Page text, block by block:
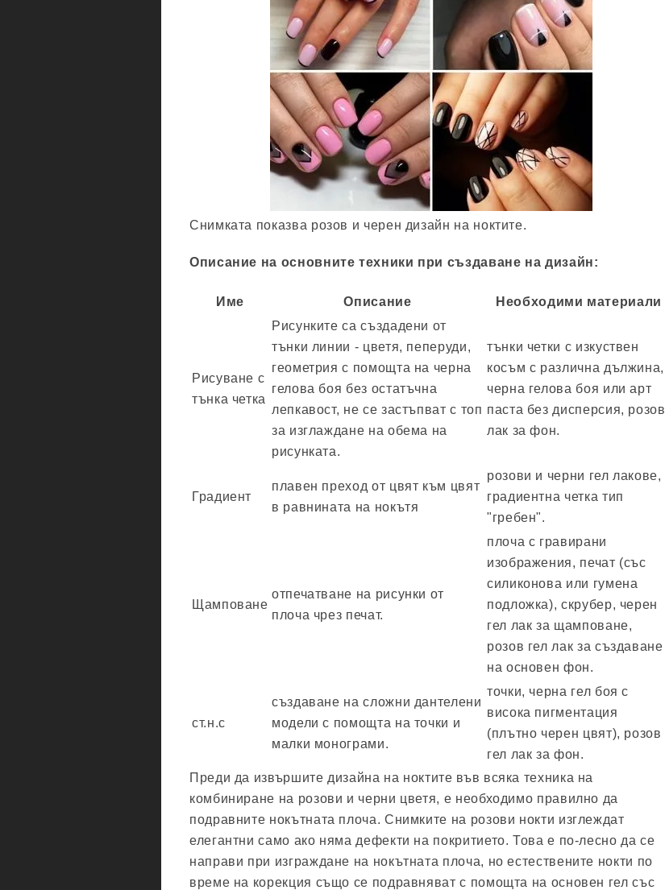
Снимката показва розов и черен дизайн на ноктите.
Описание на основните техники при създаване на дизайн:
Име Описание Необходими материали
Рисуване с
тънка четка
Рисунките са създадени от
тънки линии - цветя, пеперуди,
геометрия с помощта на черна
гелова боя без остатъчна
лепкавост, не се застъпват с топ
за изглаждане на обема на
рисунката.
тънки четки с изкуствен
косъм с различна дължина,
черна гелова боя или арт
паста без дисперсия, розов
лак за фон.
Градиент
плавен преход от цвят към цвят
в равнината на нокътя
розови и черни гел лакове,
градиентна четка тип
"гребен".
Щамповане
отпечатване на рисунки от
плоча чрез печат.
плоча с гравирани
изображения, печат (със
силиконова или гумена
подложка), скрубер, черен
гел лак за щамповане,
розов гел лак за създаване
на основен фон.
ст.н.с
създаване на сложни дантелени
модели с помощта на точки и
малки монограми.
точки, черна гел боя с
висока пигментация
(плътно черен цвят), розов
гел лак за фон.
Преди да извършите дизайна на ноктите във всяка техника на
комбиниране на розови и черни цветя, е необходимо правилно да
подравните нокътната плоча. Снимките на розови нокти изглеждат
елегантни само ако няма дефекти на покритието. Това е по-лесно да се
направи при изграждане на нокътната плоча, но естествените нокти по
време на корекция също се подравняват с помощта на основен гел със